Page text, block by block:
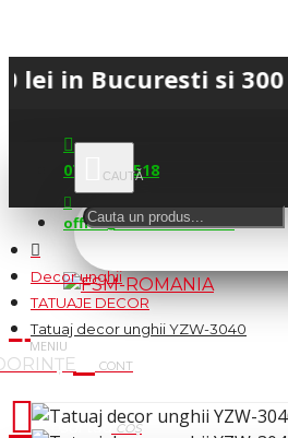
si 300 lei
0745.677.518
office@fsm-romania.ro
Cosul tau
Decor unghii
TATUAJE DECOR
Tatuaj decor unghii YZW-3040